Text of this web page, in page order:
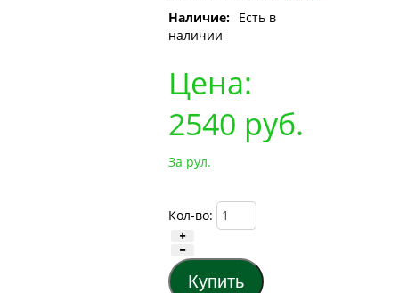
Наличие: Есть в
наличии
Цена:
2540 руб.
За рул.
Кол-во: